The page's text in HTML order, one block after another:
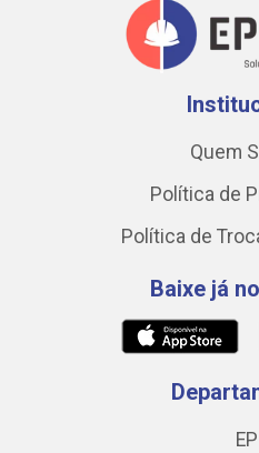
Quem
Política de
Política de
Baixe já
EPI